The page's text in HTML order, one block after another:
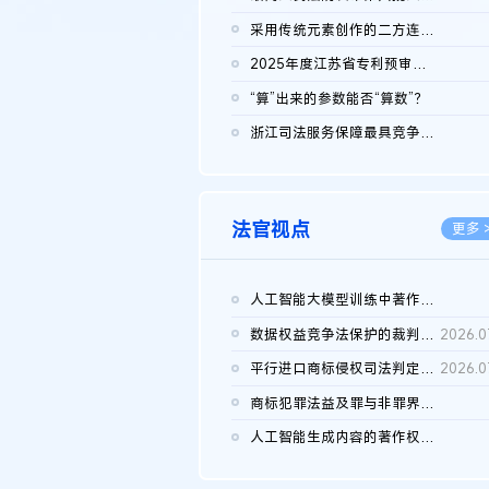
采用传统元素创作的二方连续装饰图案作品的独创性及侵权对比认定
2025年度江苏省专利预审典型案例
“算”出来的参数能否“算数”？
浙江司法服务保障最具竞争力营商环境建设典型案例（第二批）含侵...
法官视点 更多
人工智能大模型训练中著作权的合理使用
数据权益竞争法保护的裁判路径构建
平行进口商标侵权司法判定规则的困境与纾解
商标犯罪法益及罪与非罪界限研究
人工智能生成内容的著作权司法认定：演进逻辑、现实困境与规则建...